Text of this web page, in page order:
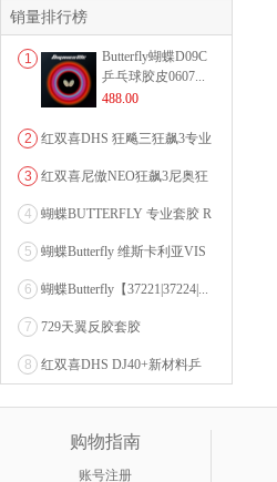
销量排行榜
1
Butterfly蝴蝶D09C
乒乓球胶皮0607...
488.00
2
红双喜DHS 狂飚三狂飙3专业
3
红双喜尼傲NEO狂飙3尼奥狂
4
蝴蝶BUTTERFLY 专业套胶 R
5
蝴蝶Butterfly 维斯卡利亚VIS
6
蝴蝶Butterfly【37221|37224|...
7 729天翼反胶套胶
8
红双喜DHS DJ40+新材料乒
乓球 WTT系列...
购物指南
账号注册